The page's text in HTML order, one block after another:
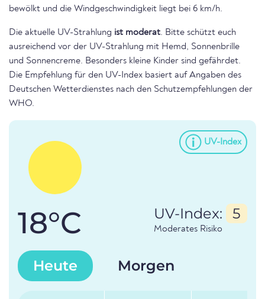
bewölkt und die Windgeschwindigkeit liegt bei 6 km/h.
Die aktuelle UV-Strahlung ist moderat. Bitte schützt euch
ausreichend vor der UV-Strahlung mit Hemd, Sonnenbrille
und Sonnencreme. Besonders kleine Kinder sind gefährdet.
Die Empfehlung für den UV-Index basiert auf Angaben des
Deutschen Wetterdienstes nach den Schutzempfehlungen der
WHO.
UV-Index
18°C UV-Index: 5
Moderates Risiko
Heute Morgen